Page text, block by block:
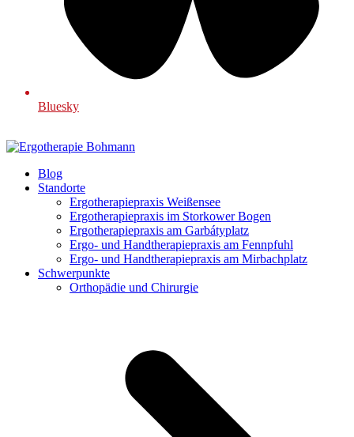
Bluesky
Blog
Standorte
Ergotherapiepraxis Weißensee
Ergotherapiepraxis im Storkower Bogen
Ergotherapiepraxis am Garbátyplatz
Ergo- und Handtherapiepraxis am Fennpfuhl
Ergo- und Handtherapiepraxis am Mirbachplatz
Schwerpunkte
Orthopädie und Chirurgie